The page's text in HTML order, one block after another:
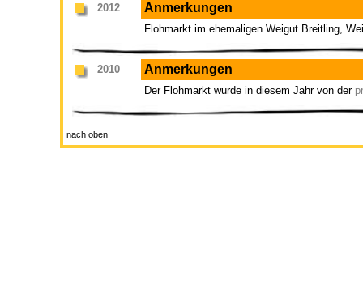
2012 Anmerkungen
Flohmarkt im ehemaligen Weigut Breitling,
2010 Anmerkungen
Der Flohmarkt wurde in diesem Jahr von der
nach oben